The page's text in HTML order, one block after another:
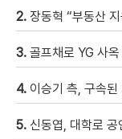
2. 장동혁 “부동산 지옥
3. 골프채로 YG 사
4. 이승기 측, 구속된 차가원
5. 신동엽, 대학로 공